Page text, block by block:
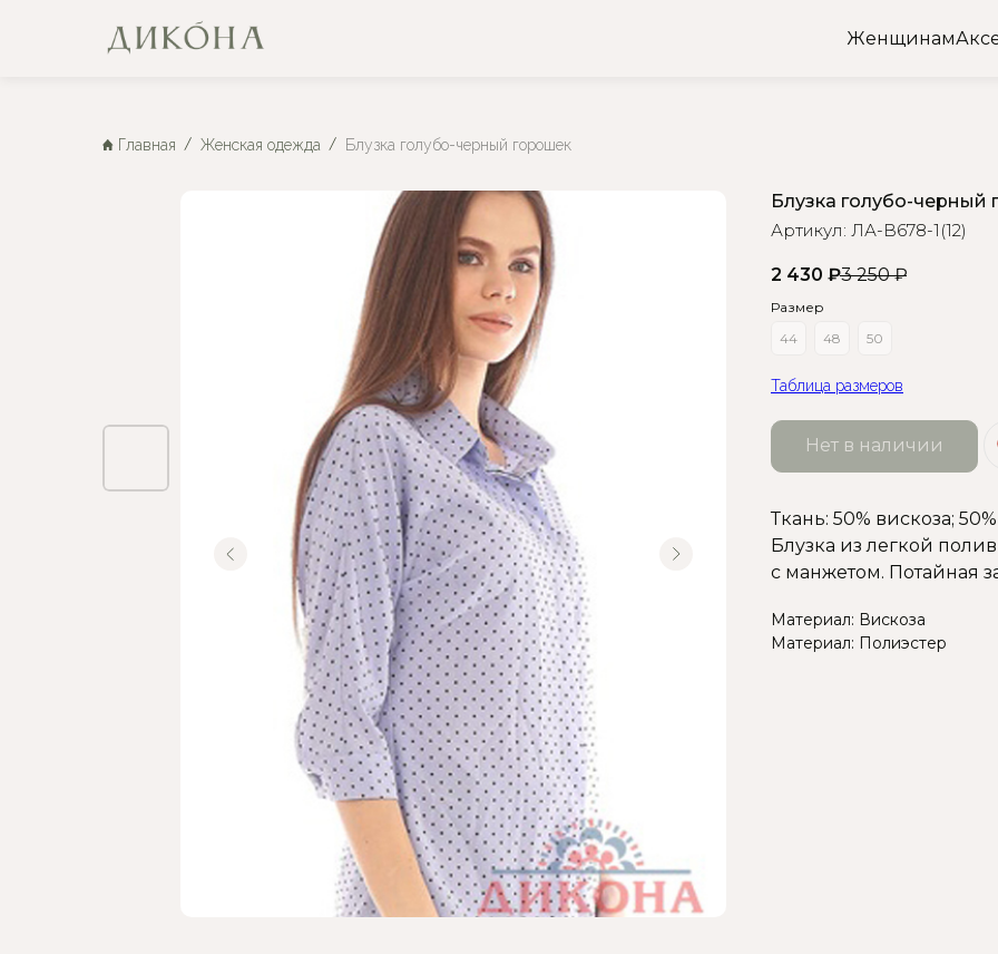
Женщинам
Главная Женская одежда Блузка голубо-черный горошек
Блузка голубо-черный
Артикул: ЛА-В678-1(12)
2 430 ₽3 250 ₽
Размер
44
48 50
Таблица размеров
Нет в наличии
Ткань: 50% вискоза;
Блузка из легкой
с манжетом. Потайная
Материал: Вискоза
Материал: Полиэстер